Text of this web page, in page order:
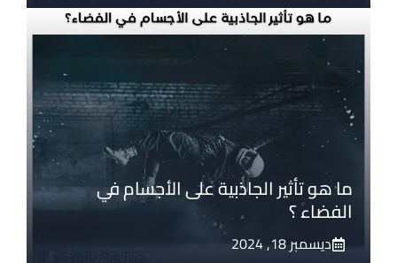
ما هو تأثير الجاذبية على الأجسام في
الفضاء ؟
ديسمبر 18, 2024